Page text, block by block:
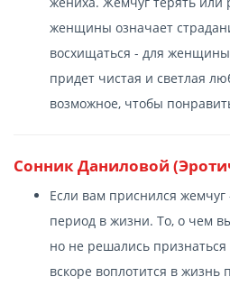
женщины означает
восхищаться - для женщины
придет чистая и светлая
возможное, чтобы
Сонник Даниловой
Если вам приснился
период в жизни. То, о чем
но не решались признаться
вскоре воплотится в жизнь